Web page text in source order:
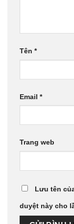
Tên *
Email *
Trang web
Lưu tên
duyệt này cho